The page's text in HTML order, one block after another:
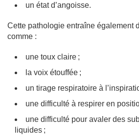
un état d’angoisse.
Cette pathologie entraîne également
comme :
une toux claire ;
la voix étouffée ;
un tirage respiratoire à
une difficulté à respirer en
une difficulté pour avaler des
liquides ;